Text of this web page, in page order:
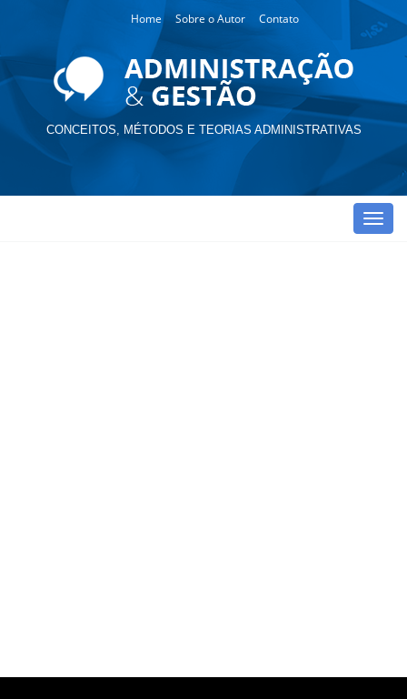
Home Sobre o Autor Contato
CONCEITOS, MÉTODOS E TEORIAS ADMINISTRATIVAS